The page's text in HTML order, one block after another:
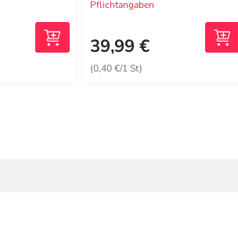
Pflichtangaben
39,99 €
(0,40 €/1 St)